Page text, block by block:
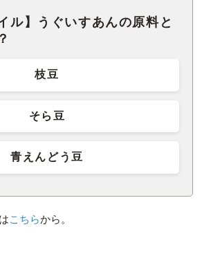
ル】うぐいすあんの原料と
枝豆
そら豆
青えんどう豆
こちらから。